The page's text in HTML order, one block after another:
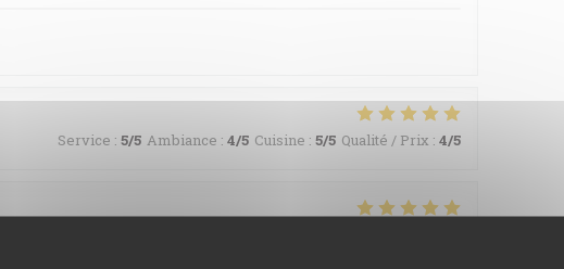
Service : 5/5 Ambiance : 4/5 Cuisine : 5/5 Qualité / Prix: 4/5